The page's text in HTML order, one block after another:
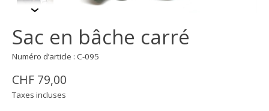
Sac en bâche carré
Numéro d’article : C-095
CHF 79,00
Taxes incluses